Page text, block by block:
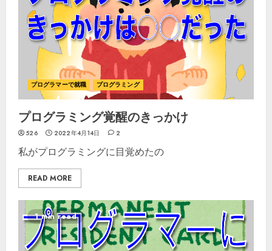
プログラマーで就職 プログラミング
プログラミング覚醒のきっかけ
526 2022年4月14日 2
私がプログラミングに目覚めたの
READ MORE
1 min read